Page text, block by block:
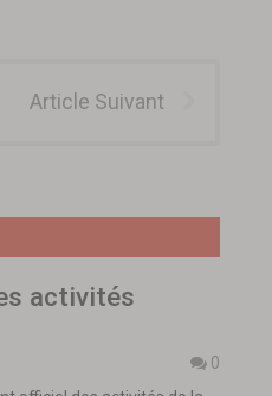
Article Suivant
activités
0